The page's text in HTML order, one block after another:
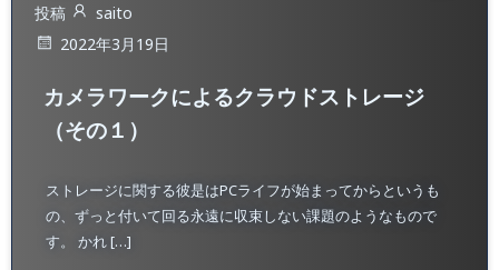
投稿
saito
2022年3月19日
カメラワークによるクラウドストレージ
（その１）
ストレージに関する彼是はPCライフが始まってからというも
の、ずっと付いて回る永遠に収束しない課題のようなもので
す。 かれ […]